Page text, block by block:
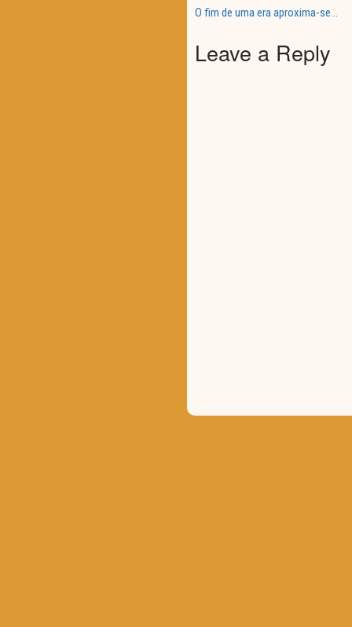
O fim de uma era aproxima-se…
Leave a Reply